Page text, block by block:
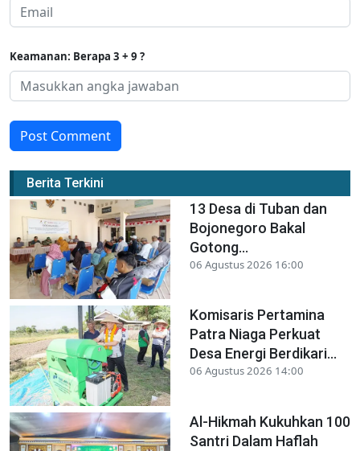
Keamanan: Berapa 3 + 9 ?
Post Comment
Berita Terkini
13 Desa di Tuban dan
Bojonegoro Bakal
Gotong...
06 Agustus 2026 16:00
Komisaris Pertamina
Patra Niaga Perkuat
Desa Energi Berdikari...
06 Agustus 2026 14:00
Al-Hikmah Kukuhkan 100
Santri Dalam Haflah